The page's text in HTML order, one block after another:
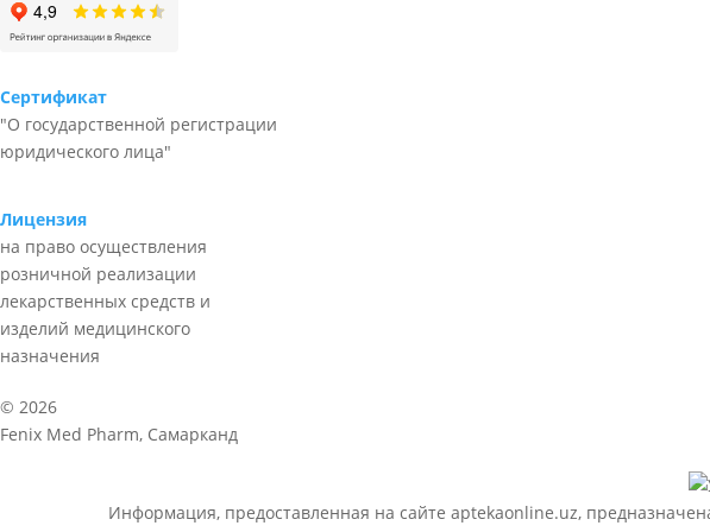
Сертификат
"О государственной регистрации
юридического лица"
Лицензия
на право осуществления
розничной реализации
лекарственных средств и
изделий медицинского
назначения
© 2026
Fenix Med Pharm, Самарканд
Информация, предоставленная на сайте aptekaonline.uz,